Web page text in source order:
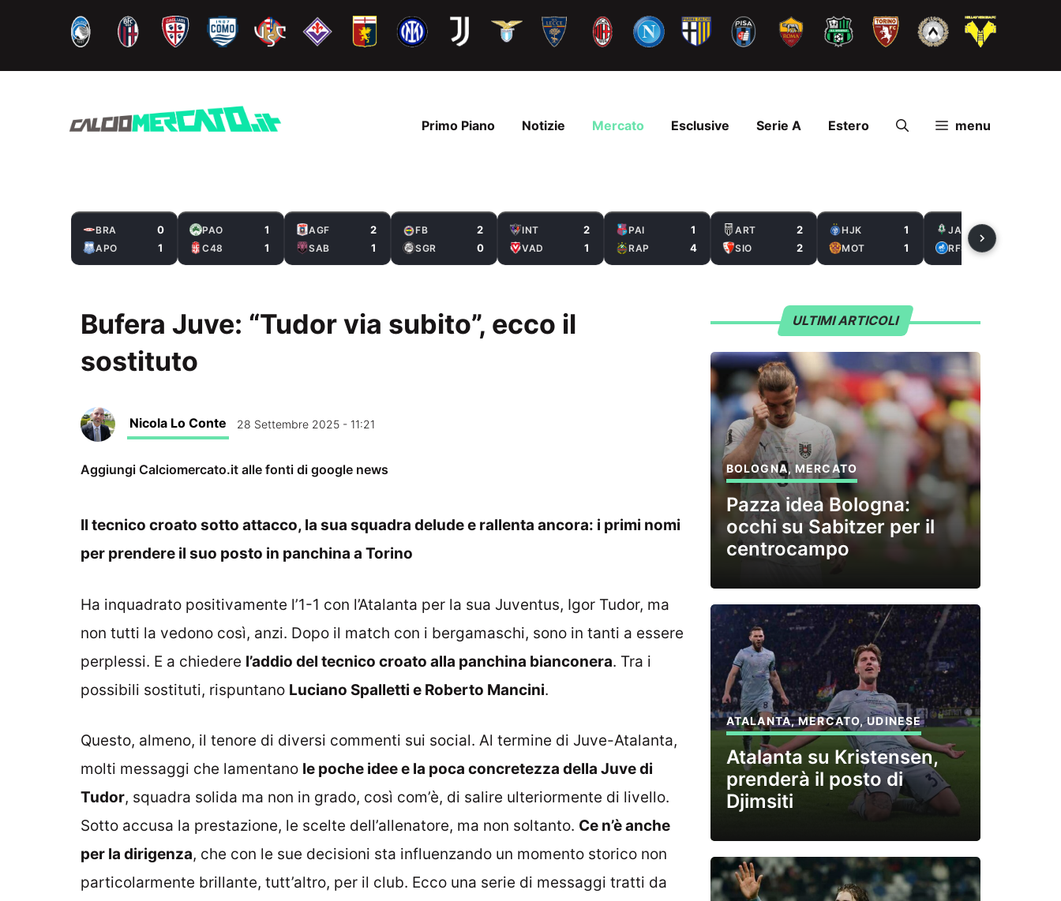
contenuto
Primo Piano Notizie Mercato Esclusive Serie A Estero menu
BRA 0
APO 1
PAO 1
C48 1
AGF 2
SAB 1
FB 2
SGR 0
INT 2
VAD 1
PAI 1
RAP 4
ART 2
SIO 2
HJK 1
MOT 1
JAB
RFS
Bufera Juve: “Tudor via subito”, ecco il
sostituto
Nicola Lo Conte 28 Settembre 2025 - 11:21
Aggiungi Calciomercato.it alle fonti di google news
Il tecnico croato sotto attacco, la sua squadra delude e rallenta ancora: i primi nomi
per prendere il suo posto in panchina a Torino
Ha inquadrato positivamente l’1-1 con l’Atalanta per la sua Juventus, Igor Tudor, ma
non tutti la vedono così, anzi. Dopo il match con i bergamaschi, sono in tanti a essere
perplessi. E a chiedere l’addio del tecnico croato alla panchina bianconera. Tra i
possibili sostituti, rispuntano Luciano Spalletti e Roberto Mancini.
Questo, almeno, il tenore di diversi commenti sui social. Al termine di Juve-Atalanta,
molti messaggi che lamentano le poche idee e la poca concretezza della Juve di
Tudor, squadra solida ma non in grado, così com’è, di salire ulteriormente di livello.
Sotto accusa la prestazione, le scelte dell’allenatore, ma non soltanto. Ce n’è anche
per la dirigenza, che con le sue decisioni sta influenzando un momento storico non
particolarmente brillante, tutt’altro, per il club. Ecco una serie di messaggi tratti da
ULTIMI ARTICOLI
BOLOGNA,MERCATO
Pazza idea Bologna:
occhi su Sabitzer per il
centrocampo
ATALANTA,MERCATO,UDINESE
Atalanta su Kristensen,
prenderà il posto di
Djimsiti